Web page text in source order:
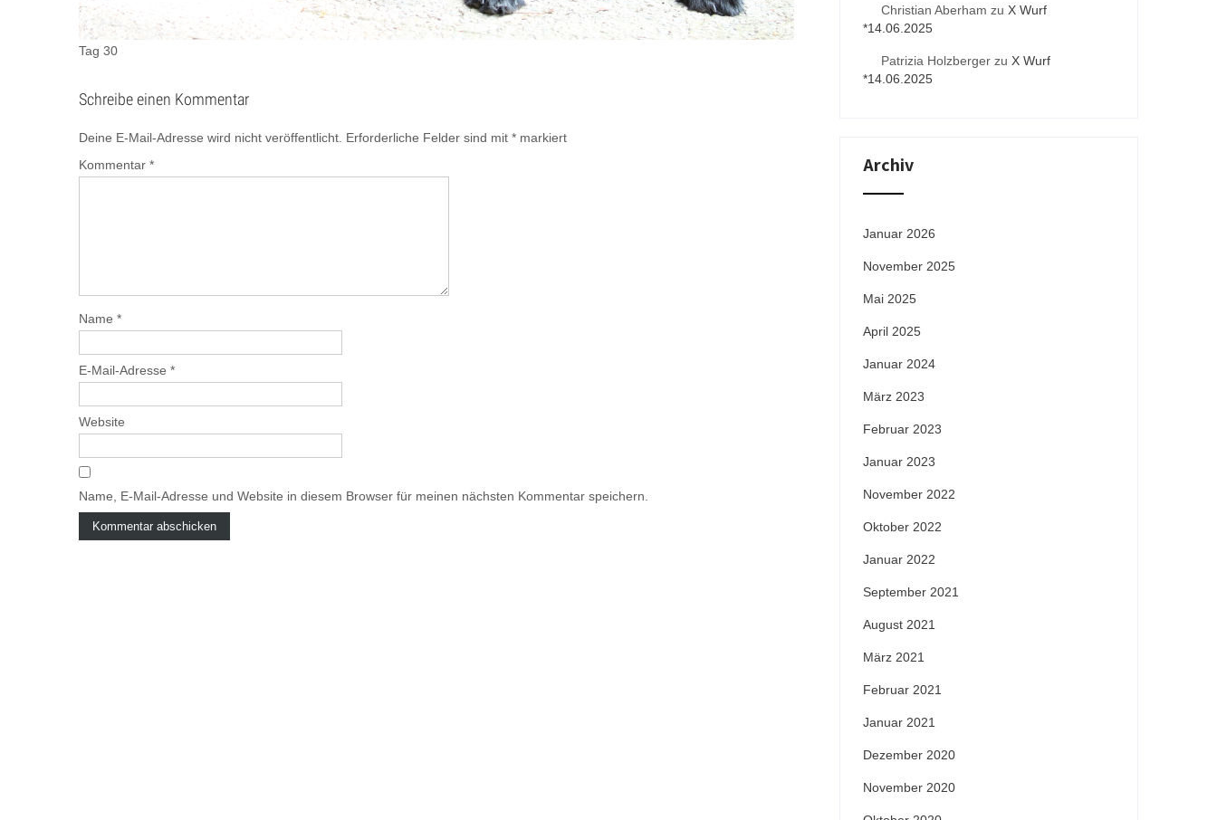
Tag 30
Schreibe einen Kommentar
Deine E-Mail-Adresse wird nicht veröffentlicht. Erforderliche Felder sind mit * markiert
Kommentar *
Name *
E-Mail-Adresse *
Website
Name, E-Mail-Adresse und Website in diesem Browser für meinen nächsten Kommentar speichern.
Christian Aberham zu X Wurf
*14.06.2025
Patrizia Holzberger zu X Wurf
*14.06.2025
Archiv
Januar 2026
November 2025
Mai 2025
April 2025
Januar 2024
März 2023
Februar 2023
Januar 2023
November 2022
Oktober 2022
Januar 2022
September 2021
August 2021
März 2021
Februar 2021
Januar 2021
Dezember 2020
November 2020